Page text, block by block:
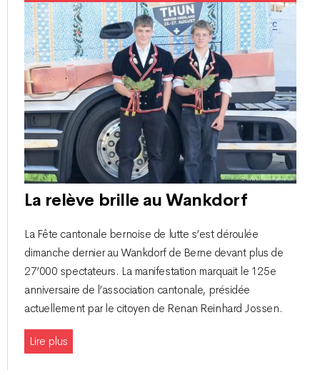
La relève brille au Wankdorf
La Fête cantonale bernoise de lutte s’est déroulée
dimanche dernier au Wankdorf de Berne devant plus de
27’000 spectateurs. La manifestation marquait le 125e
anniversaire de l’association cantonale, présidée
actuellement par le citoyen de Renan Reinhard Jossen.
Lire plus